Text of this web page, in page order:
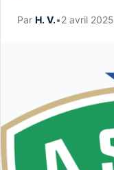
Par H. V.•2 avril 2025